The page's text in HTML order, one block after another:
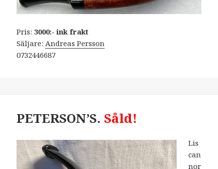
Pris: 3000:- ink frakt
Säljare: Andreas Persson
0732446687
PETERSON’S.Såld!
Lis
can
nor